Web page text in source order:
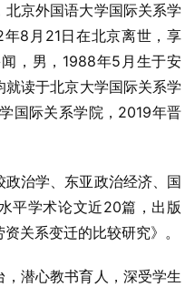
京外国语大学国际关系学
8月21日在北京离世，享
，男，1988年5月生于安
读于北京大学国际关系学
国际关系学院，2019年晋
治学、东亚政治经济、国
平学术论文近20篇，出版
关系变迁的比较研究》。
潜心教书育人，深受学生